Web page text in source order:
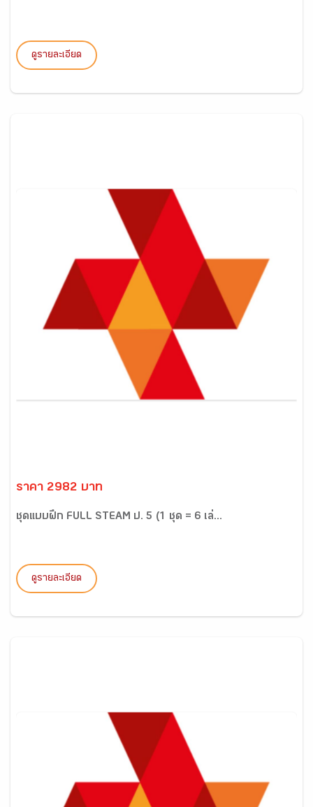
ดูรายละเอียด
ราคา 2982 บาท
ชุดแบบฝึก FULL STEAM ป. 5 (1 ชุด = 6 เล่...
ดูรายละเอียด